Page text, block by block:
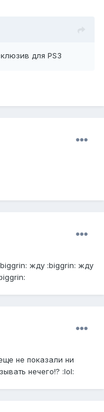
для PS3
жду :biggrin: жду
не показали ни
нечего!? :lol: